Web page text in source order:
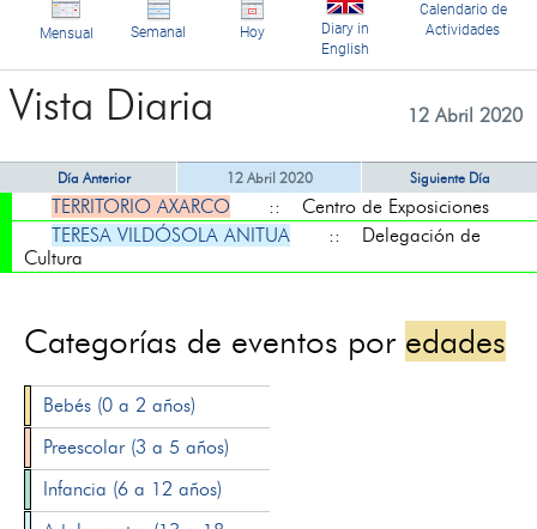
Mensual Semanal Hoy
Diary in
English
Calendario de
Actividades
Vista Diaria 12 Abril 2020
Día Anterior 12 Abril 2020 Siguiente Día
TERRITORIO AXARCO
:: Centro de Exposiciones
TERESA VILDÓSOLA ANITUA
:: Delegación de
Cultura
Categorías de eventos por edades
Bebés (0 a 2 años)
Preescolar (3 a 5 años)
Infancia (6 a 12 años)